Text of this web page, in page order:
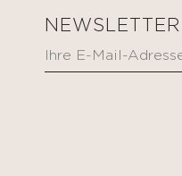
NEWSLETTER